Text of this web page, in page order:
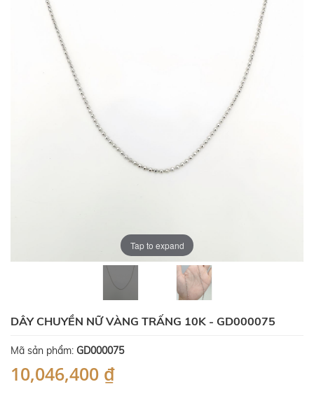
Tap to expand
DÂY CHUYỀN NỮ VÀNG TRẤNG 10K - GD000075
Mã sản phẩm: GD000075
10,046,400 ₫